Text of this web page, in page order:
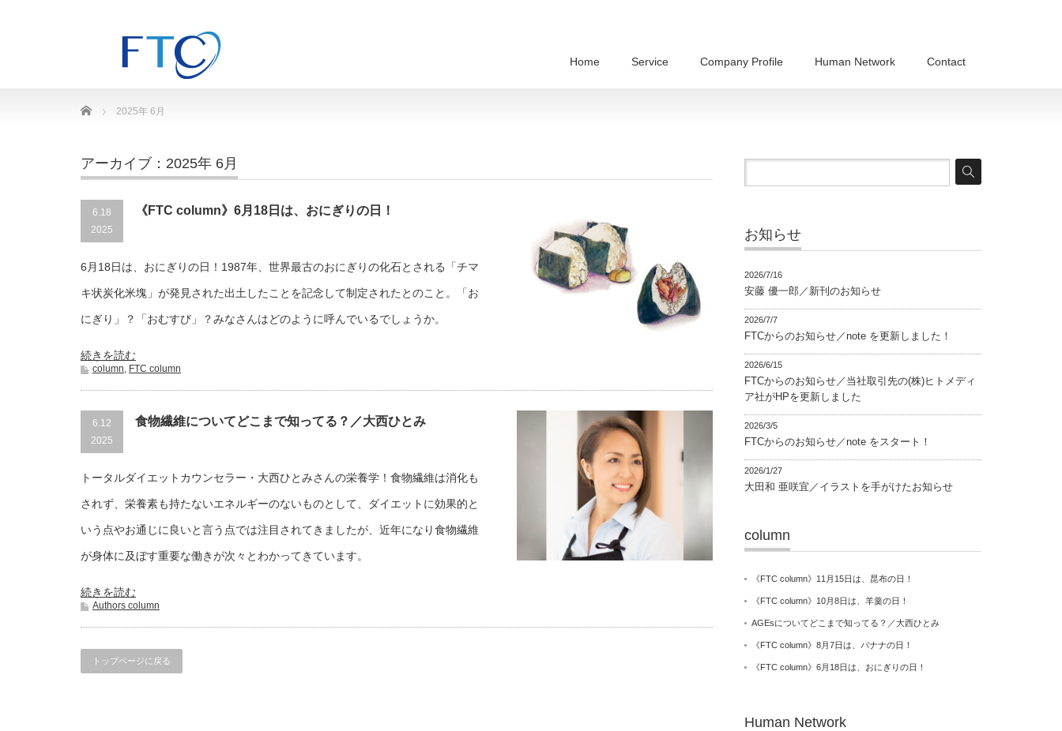
Home Service Company Profile Human Network Contact
Home 2025年 6月
アーカイブ：2025年 6月
6.18
2025
《FTC column》6月18日は、おにぎりの日！
6月18日は、おにぎりの日！1987年、世界最古のおにぎりの化石とされる「チマ
キ状炭化米塊」が発見された出土したことを記念して制定されたとのこと。「お
にぎり」？「おむすび」？みなさんはどのように呼んでいるでしょうか。
続きを読む
column, FTC column
6.12
2025
食物繊維についてどこまで知ってる？／大西ひとみ
トータルダイエットカウンセラー・大西ひとみさんの栄養学！食物繊維は消化も
されず、栄養素も持たないエネルギーのないものとして、ダイエットに効果的と
いう点やお通じに良いと言う点では注目されてきましたが、近年になり食物繊維
が身体に及ぼす重要な働きが次々とわかってきています。
続きを読む
Authors column
トップページに戻る
お知らせ
2026/7/16
安藤 優一郎／新刊のお知らせ
2026/7/7
FTCからのお知らせ／note を更新しました！
2026/6/15
FTCからのお知らせ／当社取引先の(株)ヒトメディ
ア社がHPを更新しました
2026/3/5
FTCからのお知らせ／note をスタート！
2026/1/27
大田和 亜咲宜／イラストを手がけたお知らせ
column
《FTC column》11月15日は、昆布の日！
《FTC column》10月8日は、羊羹の日！
AGEsについてどこまで知ってる？／大西ひとみ
《FTC column》8月7日は、バナナの日！
《FTC column》6月18日は、おにぎりの日！
Human Network